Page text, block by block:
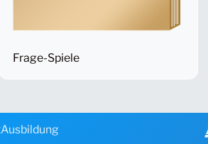
Frage-Spiele
Ausbildung